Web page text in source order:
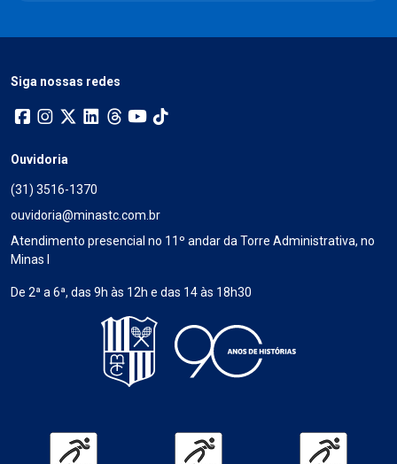
Siga nossas redes
Ouvidoria
(31) 3516-1370
ouvidoria@minastc.com.br
Atendimento presencial no 11º andar da Torre Administrativa, no
Minas I
De 2ª a 6ª, das 9h às 12h e das 14 às 18h30